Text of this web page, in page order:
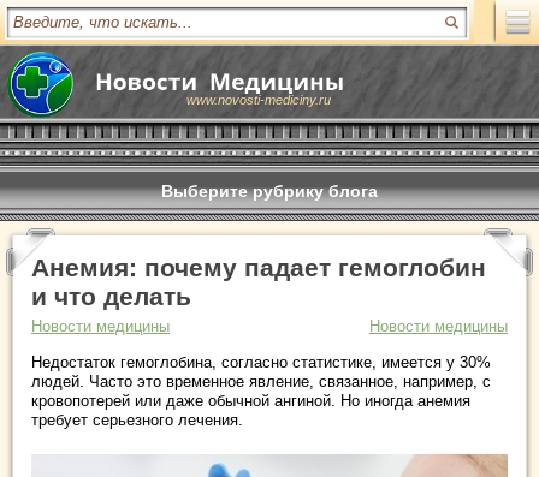
www.novosti-mediciny.ru
Выберите рубрику блога
Анемия: почему падает гемоглобин
и что делать
Новости медицины
Новости медицины
Недостаток гемоглобина, согласно статистике, имеется у 30%
людей. Часто это временное явление, связанное, например, с
кровопотерей или даже обычной ангиной. Но иногда анемия
требует серьезного лечения.